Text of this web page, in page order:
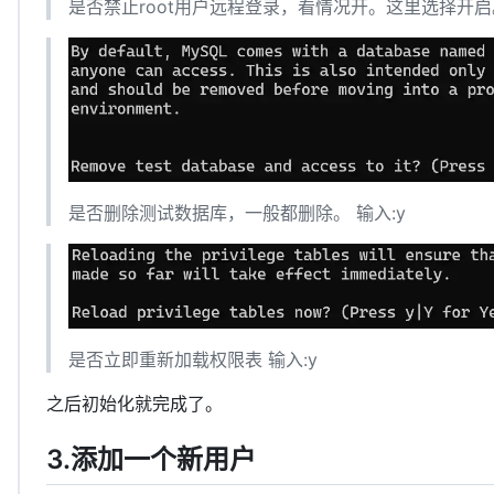
是否禁止root用户远程登录，看情况开。这里选择开
是否删除测试数据库，一般都删除。 输入:y
是否立即重新加载权限表 输入:y
之后初始化就完成了。
3.添加一个新用户